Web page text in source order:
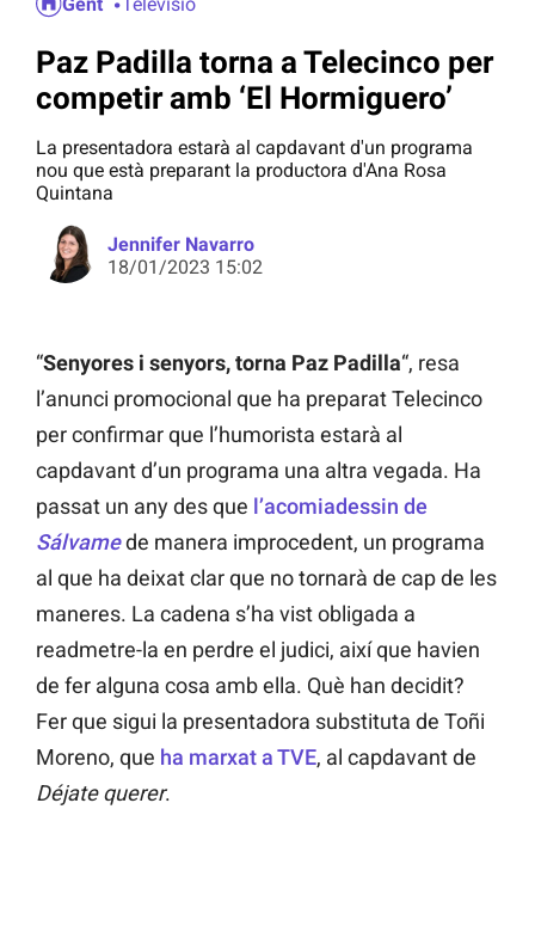
Paz Padilla torna a Telecinco per
competir amb ‘El Hormiguero’
La presentadora estarà al capdavant d'un programa
nou que està preparant la productora d'Ana Rosa
Quintana
Jennifer Navarro
18/01/2023 15:02
“Senyores i senyors, torna Paz Padilla“, resa
l’anunci promocional que ha preparat Telecinco
per confirmar que l’humorista estarà al
capdavant d’un programa una altra vegada. Ha
passat un any des que l’acomiadessin de
Sálvamede manera improcedent, un programa
al que ha deixat clar que no tornarà de cap de les
maneres. La cadena s’ha vist obligada a
readmetre-la en perdre el judici, així que havien
de fer alguna cosa amb ella. Què han decidit?
Fer que sigui la presentadora substituta de Toñi
Moreno, que ha marxat a TVE, al capdavant de
Déjate querer.